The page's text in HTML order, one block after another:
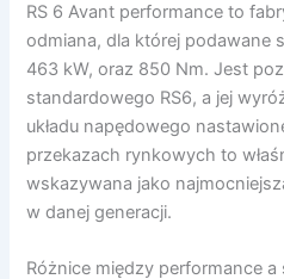
RS 6 Avant performance to
odmiana, dla której podawane
463 kW, oraz 850 Nm. Jest
standardowego RS6, a jej
układu napędowego
przekazach rynkowych to
wskazywana jako
w danej generacji.
Różnice między performance